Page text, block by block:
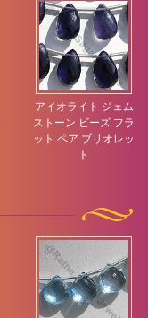
アイオライト ジェム
ストーン ビーズ フラ
ット ペア ブリオレッ
ト